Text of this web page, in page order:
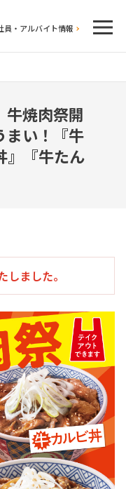
員・アルバイト情報
牛焼肉祭開
まい！『牛
』『牛たん
ました。